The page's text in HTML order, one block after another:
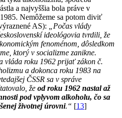
a najvyššia bola práve v
Nemôžeme sa potom diviť
AS):
„Počas vlády
ideológovia tvrdili, že
fenoménom, dôsledkom
ktorý v socializme zanikne.
vláda roku 1962 prijať zákon č.
a dokonca roku 1983 na
ČSSR sa v správe
že od roku 1962 nastal až
pod vplyvom alkoholu, čo sa
životnej úrovni.“ [13]